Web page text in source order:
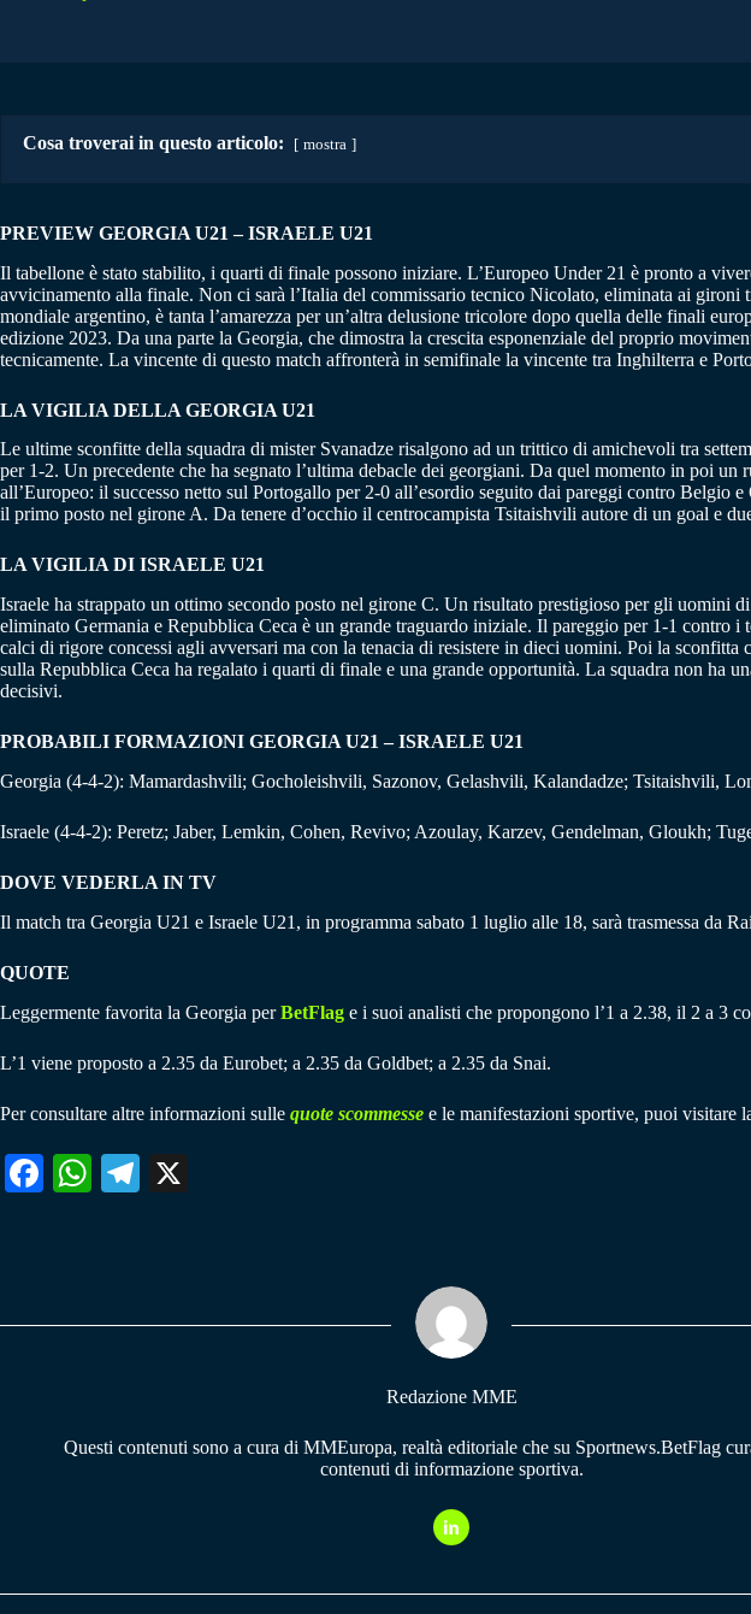
Cosa troverai in questo articolo: mostra
PREVIEW GEORGIA U21 – ISRAELE U21
Il tabellone è stato stabilito, i quarti di finale possono iniziare. L’Europeo Under 21 è pronto a
avvicinamento alla finale. Non ci sarà l’Italia del commissario tecnico Nicolato, eliminata ai
mondiale argentino, è tanta l’amarezza per un’altra delusione tricolore dopo quella delle finali
edizione 2023. Da una parte la Georgia, che dimostra la crescita esponenziale del proprio
tecnicamente. La vincente di questo match affronterà in semifinale la vincente tra Inghilterra e
LA VIGILIA DELLA GEORGIA U21
Le ultime sconfitte della squadra di mister Svanadze risalgono ad un trittico di amichevoli tra
per 1-2. Un precedente che ha segnato l’ultima debacle dei georgiani. Da quel momento in poi
all’Europeo: il successo netto sul Portogallo per 2-0 all’esordio seguito dai pareggi contro
il primo posto nel girone A. Da tenere d’occhio il centrocampista Tsitaishvili autore di un goal e
LA VIGILIA DI ISRAELE U21
Israele ha strappato un ottimo secondo posto nel girone C. Un risultato prestigioso per gli
eliminato Germania e Repubblica Ceca è un grande traguardo iniziale. Il pareggio per 1-1 contro
calci di rigore concessi agli avversari ma con la tenacia di resistere in dieci uomini. Poi la
sulla Repubblica Ceca ha regalato i quarti di finale e una grande opportunità. La squadra non ha
decisivi.
PROBABILI FORMAZIONI GEORGIA U21 – ISRAELE U21
Georgia (4-4-2): Mamardashvili; Gocholeishvili, Sazonov, Gelashvili, Kalandadze; Tsitaishvili,
Israele (4-4-2): Peretz; Jaber, Lemkin, Cohen, Revivo; Azoulay, Karzev, Gendelman, Gloukh;
DOVE VEDERLA IN TV
Il match tra Georgia U21 e Israele U21, in programma sabato 1 luglio alle 18, sarà trasmessa da
QUOTE
Leggermente favorita la Georgia perBetFlag e i suoi analisti che propongono l’1 a 2.38, il 2 a 3
L’1 viene proposto a 2.35 da Eurobet; a 2.35 da Goldbet; a 2.35 da Snai.
Per consultare altre informazioni sulle quote scommesse e le manifestazioni sportive, puoi visitare
Fa W
pp
Te
m
Redazione MME
Questi contenuti sono a cura di MMEuropa, realtà editoriale che su Sportnews.BetFlag
contenuti di informazione sportiva.